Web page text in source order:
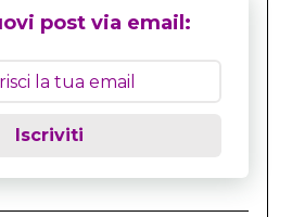
post via email:
Iscriviti